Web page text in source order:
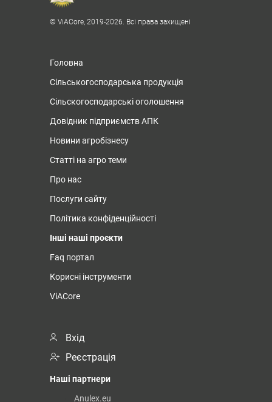
© ViACore, 2019-2026. Всі права захищені
Головна
Сільськогосподарська продукція
Сільскогосподарські оголошення
Довідник підприємств АПК
Новини агробізнесу
Статті на агро теми
Про нас
Послуги сайту
Політика конфіденційності
Інші наші проєкти
Faq портал
Корисні інструменти
ViACore
Вхід
Реєстрація
Наші партнери
Anulex.eu